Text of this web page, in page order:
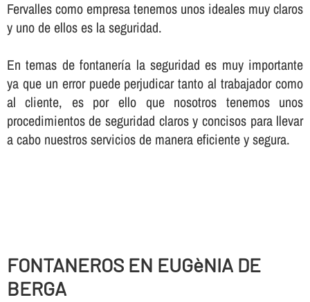
Fervalles como empresa tenemos unos ideales muy claros
y uno de ellos es la seguridad.
En temas de fontanerí­a la seguridad es muy importante
ya que un error puede perjudicar tanto al trabajador como
al cliente, es por ello que nosotros tenemos unos
procedimientos de seguridad claros y concisos para llevar
a cabo nuestros servicios de manera eficiente y segura.
FONTANEROS EN EUGèNIA DE
BERGA